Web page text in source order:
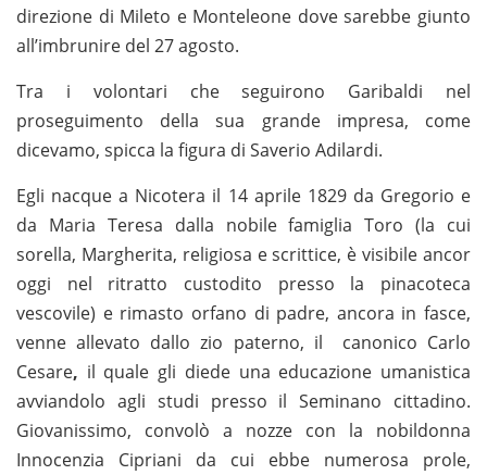
direzione di Mileto e Monteleone dove sarebbe giunto
all’imbrunire del 27 agosto.
Tra i volontari che seguirono Garibaldi nel
proseguimento della sua grande impresa, come
dicevamo, spicca la figura di Saverio Adilardi.
Egli nacque a Nicotera il 14 aprile 1829 da Gregorio e
da Maria Teresa dalla nobile famiglia Toro (la cui
sorella, Margherita, religiosa e scrittice, è visibile ancor
oggi nel ritratto custodito presso la pinacoteca
vescovile) e rimasto orfano di padre, ancora in fasce,
venne allevato dallo zio paterno, il canonico Carlo
Cesare, il quale gli diede una educazione umanistica
avviandolo agli studi presso il Seminano cittadino.
Giovanissimo, convolò a nozze con la nobildonna
Innocenzia Cipriani da cui ebbe numerosa prole,